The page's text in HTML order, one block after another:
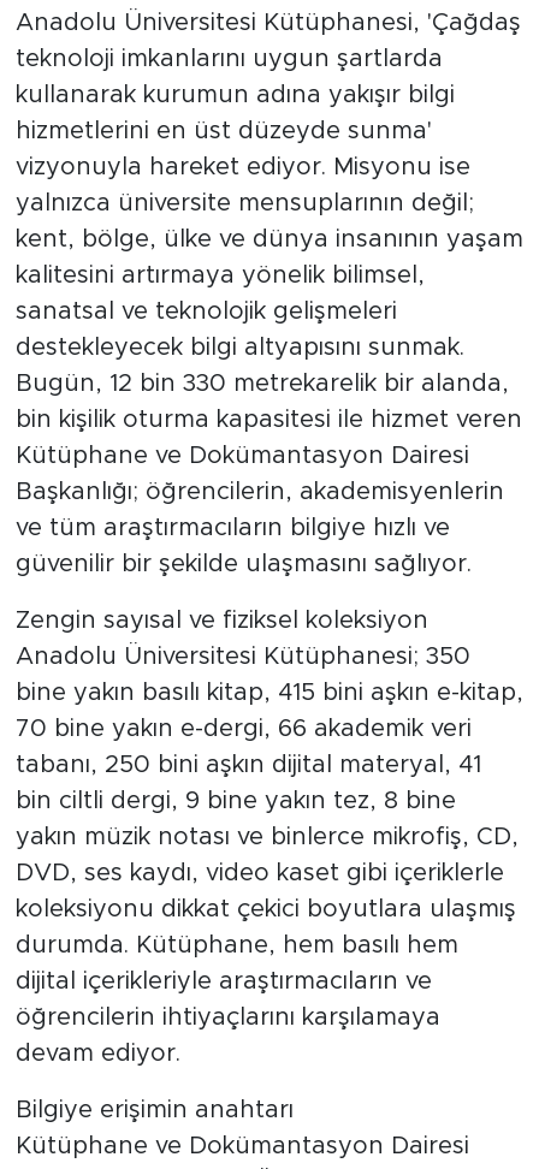
Anadolu Üniversitesi Kütüphanesi, 'Çağdaş
teknoloji imkanlarını uygun şartlarda
kullanarak kurumun adına yakışır bilgi
hizmetlerini en üst düzeyde sunma'
vizyonuyla hareket ediyor. Misyonu ise
yalnızca üniversite mensuplarının değil;
kent, bölge, ülke ve dünya insanının yaşam
kalitesini artırmaya yönelik bilimsel,
sanatsal ve teknolojik gelişmeleri
destekleyecek bilgi altyapısını sunmak.
Bugün, 12 bin 330 metrekarelik bir alanda,
bin kişilik oturma kapasitesi ile hizmet veren
Kütüphane ve Dokümantasyon Dairesi
Başkanlığı; öğrencilerin, akademisyenlerin
ve tüm araştırmacıların bilgiye hızlı ve
güvenilir bir şekilde ulaşmasını sağlıyor.
Zengin sayısal ve fiziksel koleksiyon
Anadolu Üniversitesi Kütüphanesi; 350
bine yakın basılı kitap, 415 bini aşkın e-kitap,
70 bine yakın e-dergi, 66 akademik veri
tabanı, 250 bini aşkın dijital materyal, 41
bin ciltli dergi, 9 bine yakın tez, 8 bine
yakın müzik notası ve binlerce mikrofiş, CD,
DVD, ses kaydı, video kaset gibi içeriklerle
koleksiyonu dikkat çekici boyutlara ulaşmış
durumda. Kütüphane, hem basılı hem
dijital içerikleriyle araştırmacıların ve
öğrencilerin ihtiyaçlarını karşılamaya
devam ediyor.
Bilgiye erişimin anahtarı
Kütüphane ve Dokümantasyon Dairesi